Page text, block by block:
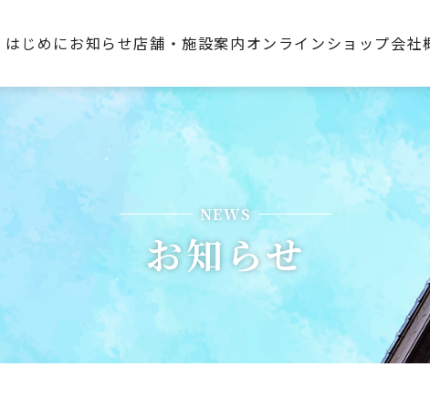
はじめにお知らせ店舗・施設案内オンラインショップ会社
NEWS
お知らせ